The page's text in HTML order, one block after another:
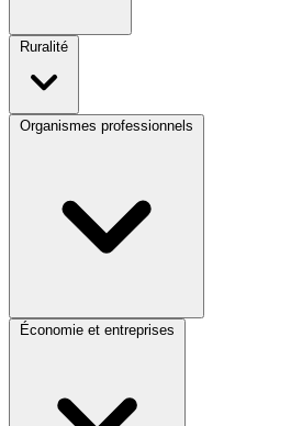
Ruralité
Organismes professionnels
Économie et entreprises